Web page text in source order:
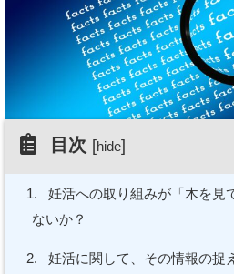
目次 [hide]
1.
妊活への取り組みが「木を見
ないか？
2.
妊活に関して、その情報の捉